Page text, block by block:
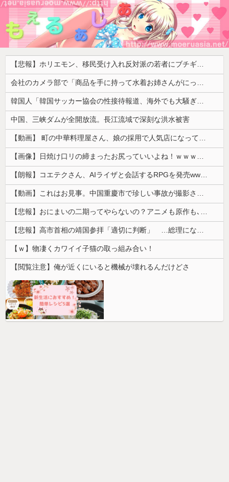
【悲報】ホリエモン、移民受け入れ反対派の若者にブチギレ「差別するなんて最低だ！」 → スタジオ誰も反論できず沈黙 ………
会社のカメラ部で「商品を手に持って水着お姉さんがにっこり」を撮影、だがお姉さんは素人アルバイトで親バレした結果……
韓国人「韓国サッカー協会の性接待報道、海外でも大騒ぎに・・・2002年W杯4強の記録取り消しの声も」→「マジで国の恥だ」「2002年まで疑う価値...
中国、三峡ダムが全開放流。長江流域で深刻な洪水被害
【動画】 町の中華料理屋さん、娘の採用で人気店になってしまう
【画像】日焼け口リの締まったお尻っていいよね！ｗｗｗｗｗ
【朗報】コエテクさん、AIライザと会話するRPGを発売wwwwwwwwwwww
【動画】これはお見事。中国重慶市で珍しい事故が撮影される。
【悲報】おにまいの二期ってやらないの？アニメも原作も､外人からも人気あったのに
【悲報】高市首相の靖国参拝「適切に判断」 …総理になる前の昨年は参拝
【ｗ】物凄くカワイイ子猫の取っ組み合い！
【閲覧注意】俺が近くにいると機械が壊れるんだけどさ